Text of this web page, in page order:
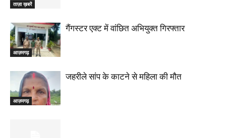
ताज़ा ख़बरें
आज़मगढ़
गैंगस्टर एक्ट में वांछित अभियुक्त गिरफ्तार
आज़मगढ़
जहरीले सांप के काटने से महिला की मौत